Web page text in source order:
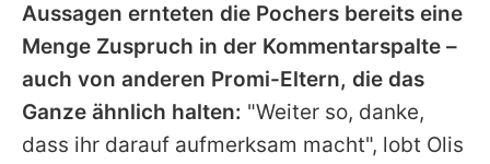
Aussagen ernteten die Pochers bereits eine
Menge Zuspruch in der Kommentarspalte –
auch von anderen Promi-Eltern, die das
Ganze ähnlich halten: "Weiter so, danke,
dass ihr darauf aufmerksam macht", lobt Olis